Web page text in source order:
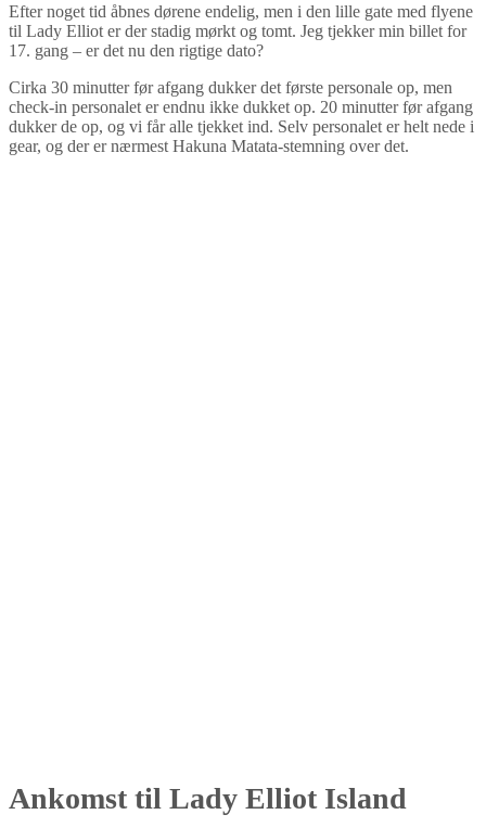
Efter noget tid åbnes dørene endelig, men i den lille gate med flyene
til Lady Elliot er der stadig mørkt og tomt. Jeg tjekker min billet for
17. gang – er det nu den rigtige dato?
Cirka 30 minutter før afgang dukker det første personale op, men
check-in personalet er endnu ikke dukket op. 20 minutter før afgang
dukker de op, og vi får alle tjekket ind. Selv personalet er helt nede i
gear, og der er nærmest Hakuna Matata-stemning over det.
Ankomst til Lady Elliot Island